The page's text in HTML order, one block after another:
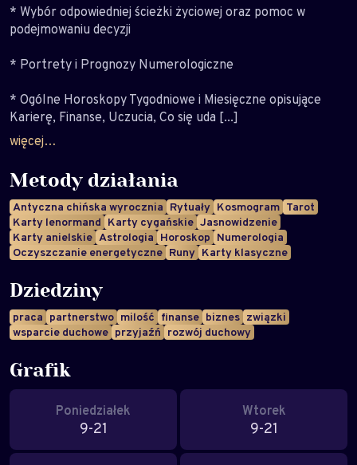
* Wybór odpowiedniej ścieżki życiowej oraz pomoc w
podejmowaniu decyzji
* Portrety i Prognozy Numerologiczne
* Ogólne Horoskopy Tygodniowe i Miesięczne opisujące
Karierę, Finanse, Uczucia, Co się uda [...]
więcej…
Metody działania
Antyczna chińska wyrocznia Rytuały Kosmogram Tarot
Karty lenormand Karty cygańskie Jasnowidzenie
Karty anielskie Astrologia Horoskop Numerologia
Oczyszczanie energetyczne Runy Karty klasyczne
Dziedziny
praca partnerstwo milość finanse biznes związki
wsparcie duchowe przyjaźń rozwój duchowy
Grafik
Poniedziałek
9-21
Wtorek
9-21